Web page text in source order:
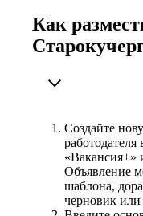
Как
Создайте
«Вакансия+»
Объявление
шаблона,
черновик или